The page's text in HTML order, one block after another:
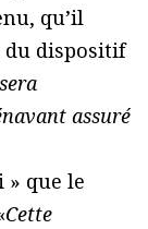
qu’il
du dispositif
assuré
» que le
Cette